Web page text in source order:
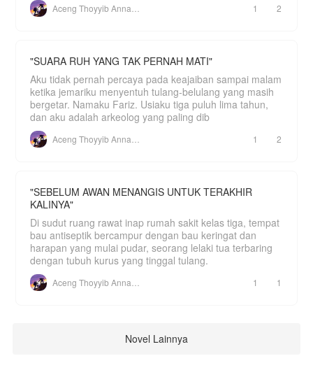
1 2
"SUARA RUH YANG TAK PERNAH MATI"
Aku tidak pernah percaya pada keajaiban sampai malam
ketika jemariku menyentuh tulang-belulang yang masih
bergetar. Namaku Fariz. Usiaku tiga puluh lima tahun,
dan aku adalah arkeolog yang paling dib
1 2
"SEBELUM AWAN MENANGIS UNTUK TERAKHIR
KALINYA"
Di sudut ruang rawat inap rumah sakit kelas tiga, tempat
bau antiseptik bercampur dengan bau keringat dan
harapan yang mulai pudar, seorang lelaki tua terbaring
dengan tubuh kurus yang tinggal tulang.
1 1
Novel Lainnya